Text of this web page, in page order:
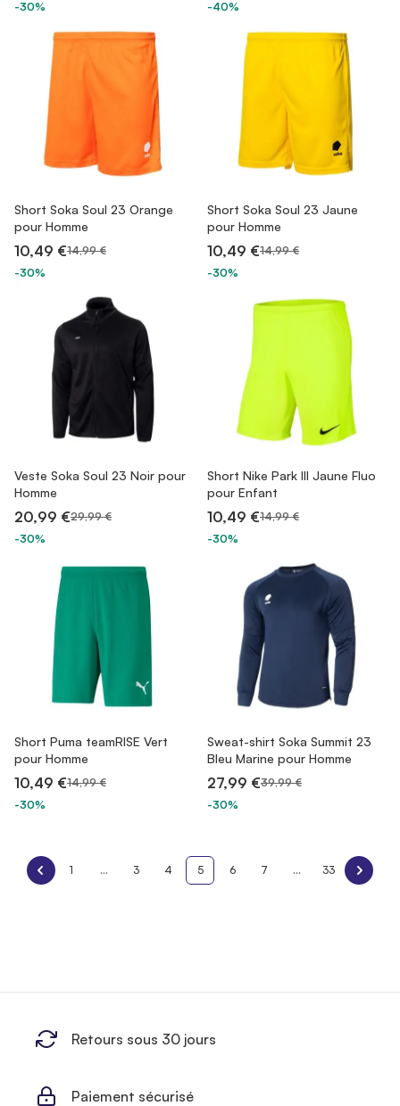
-30% -40%
Short Soka Soul 23 Orange
pour Homme
10,49 €14,99 €
-30%
Short Soka Soul 23 Jaune
pour Homme
10,49 €14,99 €
-30%
Veste Soka Soul 23 Noir pour
Homme
20,99 €29,99 €
-30%
Short Nike Park III Jaune Fluo
pour Enfant
10,49 €14,99 €
-30%
Short Puma teamRISE Vert
pour Homme
10,49 €14,99 €
-30%
Sweat-shirt Soka Summit 23
Bleu Marine pour Homme
27,99 €39,99 €
-30%
1 ... 3 4 5 6 7 ... 33
Retours sous 30 jours
Paiement sécurisé